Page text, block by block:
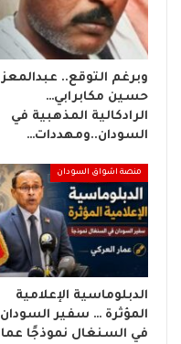
وبرغم التوقع.. عبدالمعز
حسين مكابرابي…
الرادكالية المذهبية في
السودان..ومهددات…
منصة اشواق السودان
الدبلوماسية الإعلامية
المؤثرة … سفير السودان
في السنغال نموذجًا